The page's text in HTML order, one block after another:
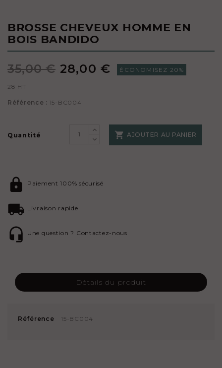
BROSSE CHEVEUX HOMME EN
BOIS BANDIDO
35,00 € 28,00 € ÉCONOMISEZ 20%
28 HT
Référence : 15-BC004
Quantité  AJOUTER AU PANIER
Paiement 100% sécurisé
Livraison rapide
Une question ? Contactez-nous
Détails du produit
Référence 15-BC004